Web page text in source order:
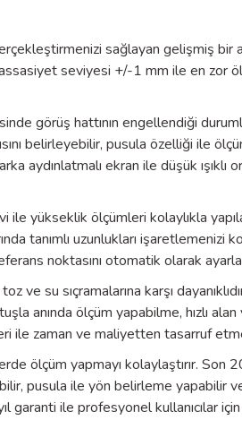
sağlayan gelişmiş bir
seviyesi +/-1 mm ile en zor
görüş hattının engellendiği
belirleyebilir, pusula özelliği ile
aydınlatmalı ekran ile düşük ışıklı
yükseklik ölçümleri kolaylıkla
tanımlı uzunlukları işaretlemenizi
noktasını otomatik olarak
su sıçramalarına karşı
anında ölçüm yapabilme, hızlı alan
ile zaman ve maliyetten tasarruf
ölçüm yapmayı kolaylaştırır. Son
pusula ile yön belirleme yapabilir
garanti ile profesyonel kullanıcılar